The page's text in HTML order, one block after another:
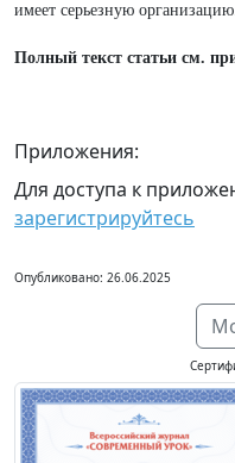
имеет серьезную
Полный текст статьи см.
Приложения:
Для доступа к
зарегистрируйтесь
Опубликовано: 26.06.2025